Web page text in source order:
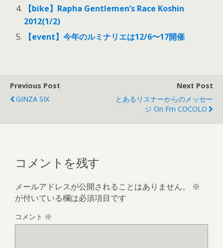
【bike】Rapha Gentlemen’s Race Koshin
2012(1/2)
【event】今年のルミナリエは12/6〜17開催
Previous Post
GINZA SIX
Next Post
とあるリスナーからのメッセー
ジ On Fm COCOLO
コメントを残す
メールアドレスが公開されることはありません。
※
が付いている欄は必須項目です
コメント ※